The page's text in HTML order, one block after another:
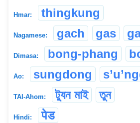
Hmar: thingkung
Nagamese: gach gas
Dimasa: bong-phang
Ao: sungdong
TAI-Ahom: ট্যুন মাই তুন
Hindi: पेड